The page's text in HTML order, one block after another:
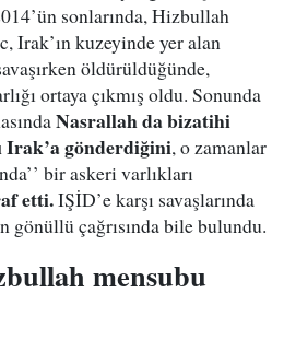
sonlarında, Hizbullah
Irak’ın kuzeyinde yer alan
öldürüldüğünde,
ortaya çıkmış oldu. Sonunda
Nasrallah da bizatihi
Irak’a gönderdiğini, o zamanlar
bir askeri varlıkları
etti.IŞİD’e karşı savaşlarında
gönüllü çağrısında bile bulundu.
mensubu